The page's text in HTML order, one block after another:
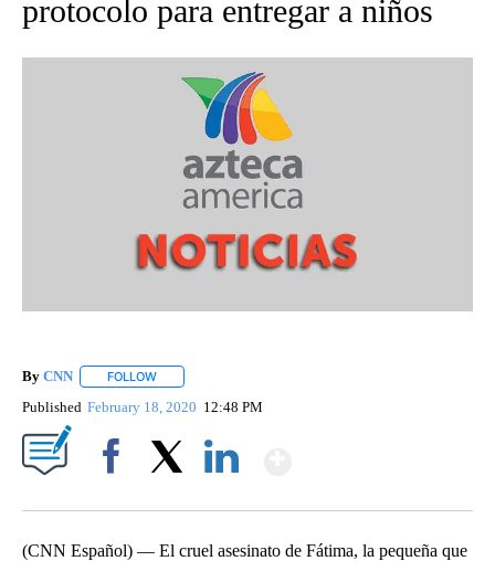
protocolo para entregar a niños
By CNN FOLLOW
Published February 18, 2020 12:48 PM
(CNN Español) — El cruel asesinato de Fátima, la pequeña que